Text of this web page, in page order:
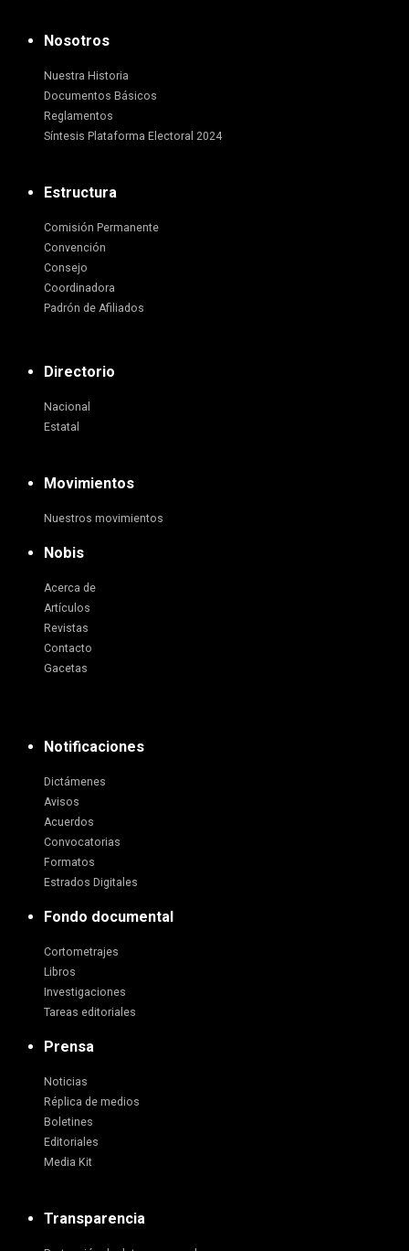
Nosotros
Nuestra Historia
Documentos Básicos
Reglamentos
Síntesis Plataforma Electoral 2024
Estructura
Comisión Permanente
Convención
Consejo
Coordinadora
Padrón de Afiliados
Directorio
Nacional
Estatal
Movimientos
Nuestros movimientos
Nobis
Acerca de
Artículos
Revistas
Contacto
Gacetas
Notificaciones
Dictámenes
Avisos
Acuerdos
Convocatorias
Formatos
Estrados Digitales
Fondo documental
Cortometrajes
Libros
Investigaciones
Tareas editoriales
Prensa
Noticias
Réplica de medios
Boletines
Editoriales
Media Kit
Transparencia